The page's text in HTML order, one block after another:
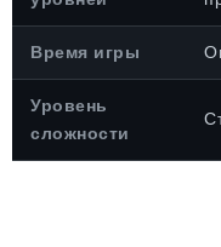
Время игры
Уровень
сложности